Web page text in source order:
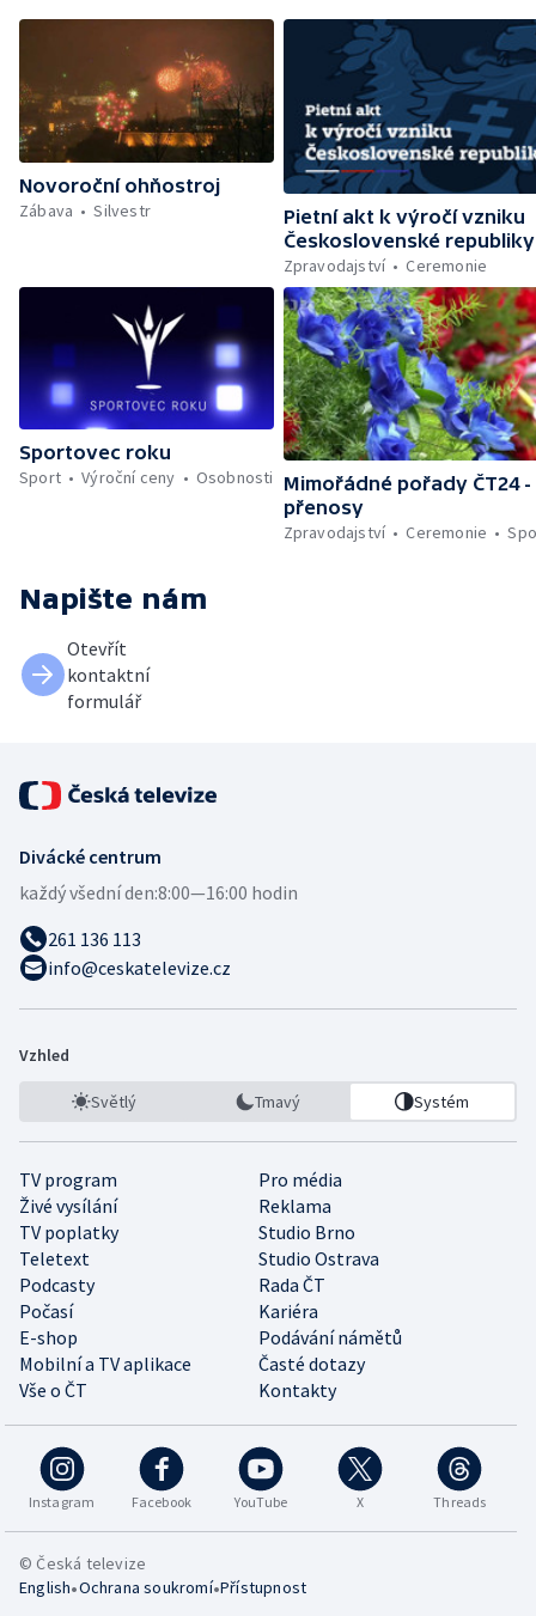
Novoroční ohňostroj
Zábava
Silvestr
Pietní akt k výročí vzniku
Československé republiky
Zpravodajství
Ceremonie
Sportovec roku
Sport
Výroční ceny Osobnosti
Mimořádné pořady ČT24 -
přenosy
Zpravodajství
Ceremonie
Napište nám
Otevřít
kontaktní
formulář
Divácké centrum
každý všední den:8:00—16:00 hodin
261 136 113
info@ceskatelevize.cz
Vzhled
Světlý Tmavý Systém
TV program
Pro média
Živé vysílání
Reklama
TV poplatky
Studio Brno
Teletext
Studio Ostrava
Podcasty
Rada ČT
Počasí
Kariéra
E-shop
Podávání námětů
Mobilní a TV aplikace
Časté dotazy
Vše o ČT
Kontakty
Instagram Facebook YouTube X Threads
© Česká televize
English•Ochrana soukromí•Přístupnost